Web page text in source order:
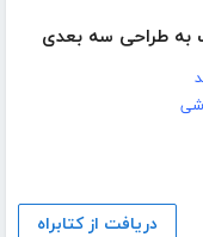
به طراحی سه بعدی
دریافت از کتابراه